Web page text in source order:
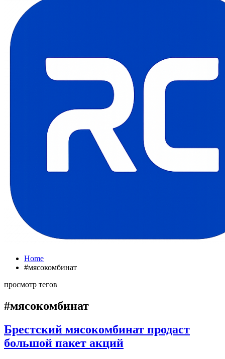
Home
#мясокомбинат
просмотр тегов
#мясокомбинат
Брестский мясокомбинат продаст
большой пакет акций